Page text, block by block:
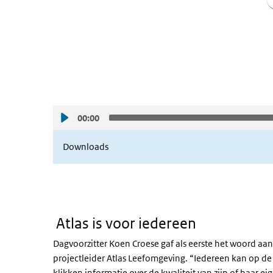
00:00
Downloads
Atlas is voor iedereen
Dagvoorzitter Koen Croese gaf als eerste het woord
projectleider Atlas Leefomgeving. “Iedereen kan op